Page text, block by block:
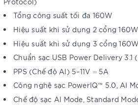
Tổng công suất tối đa 160W
Hiệu suất khi sử dụng 2 cổng 160W
Hiệu suất khi sử dụng 3 cổng 160W
Chuẩn sạc USB Power Delivery 3.1
PPS (Chế độ AI) 5–11V ⎓ 5A
Công nghệ sạc PowerIQ™ 5.0, AI
Chế độ sạc AI Mode, Standard